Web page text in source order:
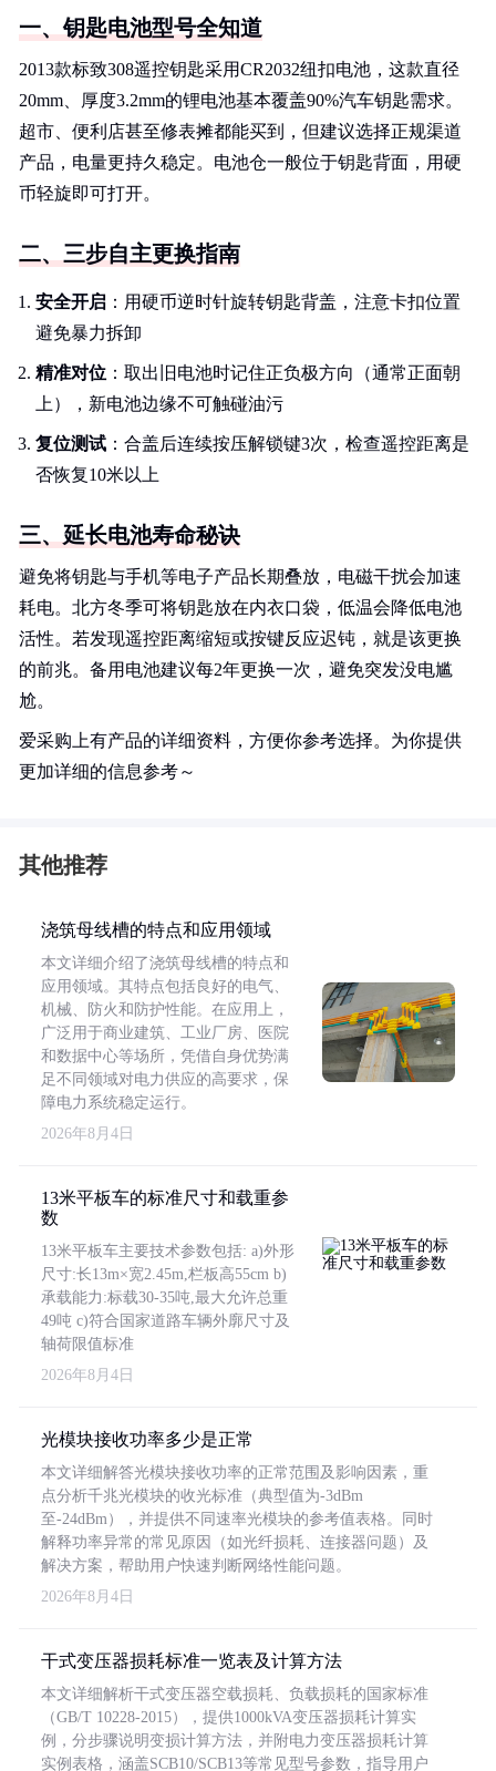
一、钥匙电池型号全知道
2013款标致308遥控钥匙采用CR2032纽扣电池，这款直径
20mm、厚度3.2mm的锂电池基本覆盖90%汽车钥匙需求。
超市、便利店甚至修表摊都能买到，但建议选择正规渠道
产品，电量更持久稳定。电池仓一般位于钥匙背面，用硬
币轻旋即可打开。
二、三步自主更换指南
安全开启 ：用硬币逆时针旋转钥匙背盖，注意卡扣位置
避免暴力拆卸
精准对位 ：取出旧电池时记住正负极方向（通常正面朝
上），新电池边缘不可触碰油污
复位测试 ：合盖后连续按压解锁键3次，检查遥控距离是
否恢复10米以上
三、延长电池寿命秘诀
避免将钥匙与手机等电子产品长期叠放，电磁干扰会加速
耗电。北方冬季可将钥匙放在内衣口袋，低温会降低电池
活性。若发现遥控距离缩短或按键反应迟钝，就是该更换
的前兆。备用电池建议每2年更换一次，避免突发没电尴
尬。
爱采购上有产品的详细资料，方便你参考选择。为你提供
更加详细的信息参考～
其他推荐
浇筑母线槽的特点和应用领域
本文详细介绍了浇筑母线槽的特点和
应用领域。其特点包括良好的电气、
机械、防火和防护性能。在应用上，
广泛用于商业建筑、工业厂房、医院
和数据中心等场所，凭借自身优势满
足不同领域对电力供应的高要求，保
障电力系统稳定运行。
2026年8月4日
13米平板车的标准尺寸和载重参
数
13米平板车主要技术参数包括: a)外形
尺寸:长13m×宽2.45m,栏板高55cm b)
承载能力:标载30-35吨,最大允许总重
49吨 c)符合国家道路车辆外廓尺寸及
轴荷限值标准
2026年8月4日
光模块接收功率多少是正常
本文详细解答光模块接收功率的正常范围及影响因素，重
点分析千兆光模块的收光标准（典型值为-3dBm
至-24dBm），并提供不同速率光模块的参考值表格。同时
解释功率异常的常见原因（如光纤损耗、连接器问题）及
解决方案，帮助用户快速判断网络性能问题。
2026年8月4日
干式变压器损耗标准一览表及计算方法
本文详细解析干式变压器空载损耗、负载损耗的国家标准
（GB/T 10228-2015），提供1000kVA变压器损耗计算实
例，分步骤说明变损计算方法，并附电力变压器损耗计算
实例表格，涵盖SCB10/SCB13等常见型号参数，指导用户